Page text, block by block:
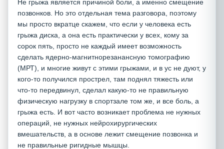
Не грыжа является причиной боли, а именно смещение
позвонков. Но это отдельная тема разговора, поэтому
мы просто вкратце скажем, что если у человека есть
грыжа диска, а она есть практически у всех, кому за
сорок пять, просто не каждый имеет возможность
сделать ядерно-магнитнорезанансную томографию
(МРТ), и многие живут с этими грыжами, и в ус не дуют, у
кого-то получился прострел, там поднял тяжесть или
что-то передвинул, сделал какую-то не правильную
физическую нагрузку в спортзале том же, и все боль, а
грыжа есть. И вот часто возникает проблема не нужных
операций, не нужных нейрохирургических
вмешательств, а в основе лежит смещение позвонка и
не правильные ригидные мышцы.